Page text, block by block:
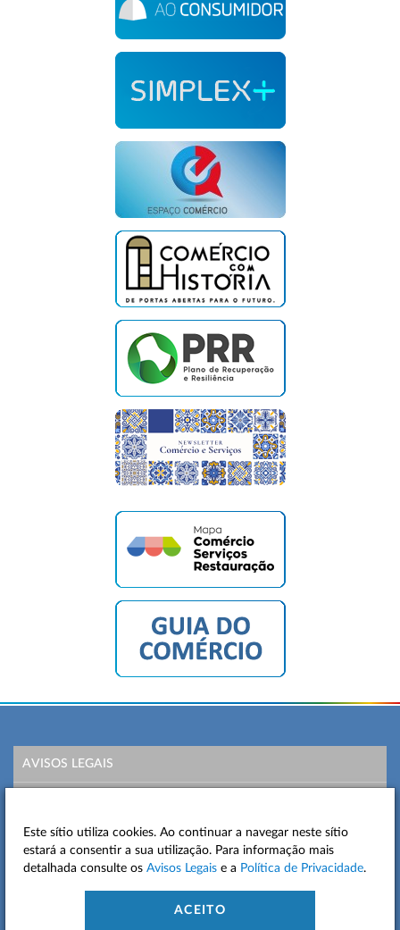
AVISOS LEGAIS
MAPA DO SITE
CONTACTOS
Este sítio utiliza cookies. Ao continuar a navegar neste sítio
estará a consentir a sua utilização. Para informação mais
detalhada consulte os Avisos Legais e a Política de Privacidade.
ACEITO